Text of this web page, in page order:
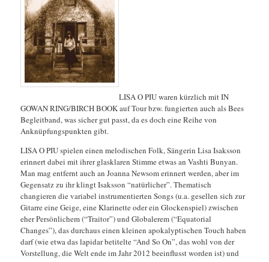
LISA O PIU waren kürzlich mit IN
GOWAN RING/BIRCH BOOK auf Tour bzw. fungierten auch als Bees
Begleitband, was sicher gut passt, da es doch eine Reihe von
Anknüpfungspunkten gibt.
LISA O PIU spielen einen melodischen Folk, Sängerin Lisa Isaksson
erinnert dabei mit ihrer glasklaren Stimme etwas an Vashti Bunyan.
Man mag entfernt auch an Joanna Newsom erinnert werden, aber im
Gegensatz zu ihr klingt Isaksson “natürlicher”. Thematisch
changieren die variabel instrumentierten Songs (u.a. gesellen sich zur
Gitarre eine Geige, eine Klarinette oder ein Glockenspiel) zwischen
eher Persönlichem (“Traitor”) und Globalerem (“Equatorial
Changes”), das durchaus einen kleinen apokalyptischen Touch haben
darf (wie etwa das lapidar betitelte “And So On”, das wohl von der
Vorstellung, die Welt ende im Jahr 2012 beeinflusst worden ist) und